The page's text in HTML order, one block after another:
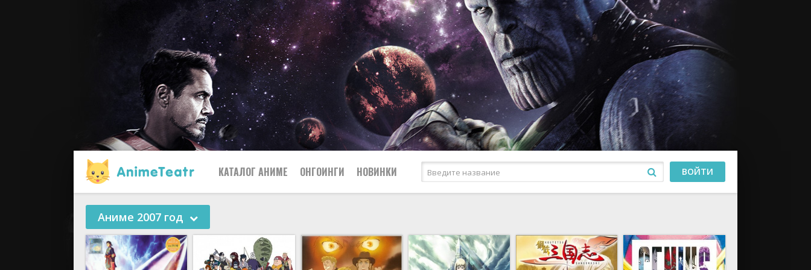
КАТАЛОГ АНИМЕ
2019
Боевые искусства
Вампиры
Спорт
Сёнэн
ОНГОИНГИ НОВИНКИ ВОЙТИ
Аниме 2007 год